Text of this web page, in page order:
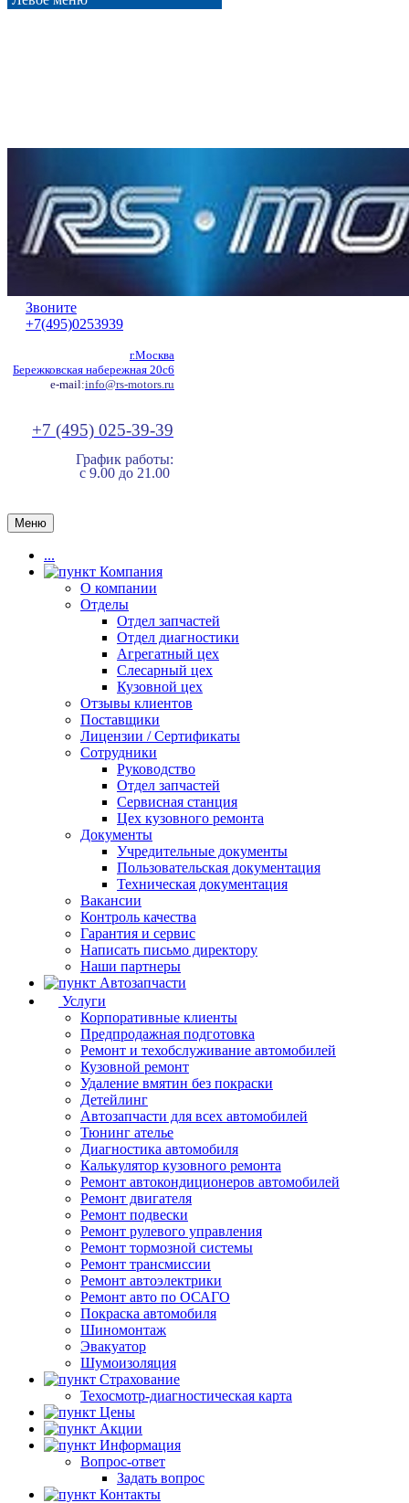
Звоните
+7(495)0253939
г.Москва
Бережковская набережная 20с6
e-mail:info@rs-motors.ru
+7 (495) 025-39-39
График работы:
с 9.00 до 21.00
Меню
...
Компания
О компании
Отделы
Отдел запчастей
Отдел диагностики
Агрегатный цех
Слесарный цех
Кузовной цех
Отзывы клиентов
Поставщики
Лицензии / Сертификаты
Сотрудники
Руководство
Отдел запчастей
Сервисная станция
Цех кузовного ремонта
Документы
Учредительные документы
Пользовательская документация
Техническая документация
Вакансии
Контроль качества
Гарантия и сервис
Написать письмо директору
Наши партнеры
Автозапчасти
Услуги
Корпоративные клиенты
Предпродажная подготовка
Ремонт и техобслуживание автомобилей
Кузовной ремонт
Удаление вмятин без покраски
Детейлинг
Автозапчасти для всех автомобилей
Тюнинг ателье
Диагностика автомобиля
Калькулятор кузовного ремонта
Ремонт автокондиционеров автомобилей
Ремонт двигателя
Ремонт подвески
Ремонт рулевого управления
Ремонт тормозной системы
Ремонт трансмиссии
Ремонт автоэлектрики
Ремонт авто по ОСАГО
Покраска автомобиля
Шиномонтаж
Эвакуатор
Шумоизоляция
Страхование
Техосмотр-диагностическая карта
Цены
Акции
Информация
Вопрос-ответ
Задать вопрос
Контакты